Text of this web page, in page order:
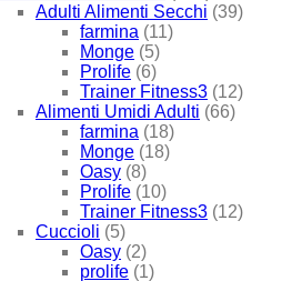
Adulti Alimenti Secchi (39)
farmina (11)
Monge (5)
Prolife (6)
Trainer Fitness3 (12)
Alimenti Umidi Adulti (66)
farmina (18)
Monge (18)
Oasy (8)
Prolife (10)
Trainer Fitness3 (12)
Cuccioli (5)
Oasy (2)
prolife (1)